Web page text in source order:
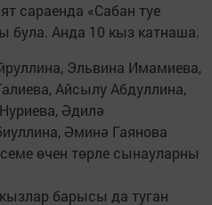
сараенда «Сабан туе
була. Анда 10 кыз катнаша.
Эльвина Имамиева,
Айсылу Абдуллина,
Әдилә
Әминә Гаянова
өчен төрле сынауларны
барысы да туган